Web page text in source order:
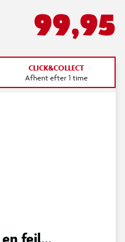
99,95
CLICK&COLLECT
Afhent efter 1 time
fejl...